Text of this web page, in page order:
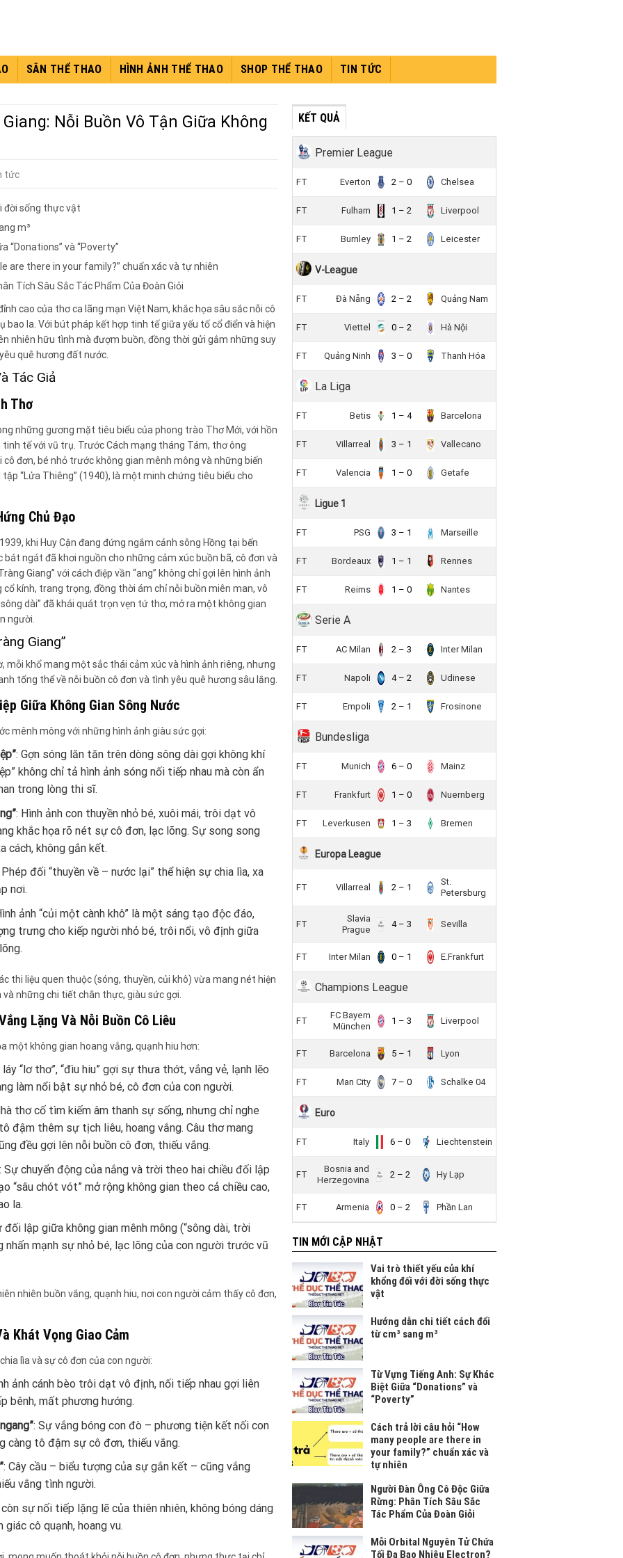
SÂN THỂ THAO HÌNH ẢNH THỂ THAO SHOP THỂ THAO TIN TỨC
Nỗi Buồn Vô Tận Giữa Không
tức
đời sống thực vật
m³
“Donations” và “Poverty”
are there in your family?” chuẩn xác và tự nhiên
Tích Sâu Sắc Tác Phẩm Của Đoàn Giỏi
cao của thơ ca lãng mạn Việt Nam, khắc họa sâu sắc nỗi cô
la. Với bút pháp kết hợp tinh tế giữa yếu tố cổ điển và hiện
nhiên hữu tình mà đượm buồn, đồng thời gửi gắm những suy
quê hương đất nước.
Tác Giả
Thơ
những gương mặt tiêu biểu của phong trào Thơ Mới, với hồn
tế với vũ trụ. Trước Cách mạng tháng Tám, thơ ông
đơn, bé nhỏ trước không gian mênh mông và những biến
“Lửa Thiêng” (1940), là một minh chứng tiêu biểu cho
Chủ Đạo
khi Huy Cận đang đứng ngắm cảnh sông Hồng tại bến
ngát đã khơi nguồn cho những cảm xúc buồn bã, cô đơn và
Giang” với cách điệp vần “ang” không chỉ gợi lên hình ảnh
kính, trang trọng, đồng thời ám chỉ nỗi buồn miên man, vô
dài” đã khái quát trọn vẹn tứ thơ, mở ra một không gian
người.
Giang”
mỗi khổ mang một sắc thái cảm xúc và hình ảnh riêng, nhưng
tổng thể về nỗi buồn cô đơn và tình yêu quê hương sâu lắng.
Giữa Không Gian Sông Nước
mênh mông với những hình ảnh giàu sức gợi:
: Gợn sóng lăn tăn trên dòng sông dài gợi không khí
không chỉ tả hình ảnh sóng nối tiếp nhau mà còn ẩn
trong lòng thi sĩ.
: Hình ảnh con thuyền nhỏ bé, xuôi mái, trôi dạt vô
khắc họa rõ nét sự cô đơn, lạc lõng. Sự song song
cách, không gắn kết.
Phép đối “thuyền về – nước lại” thể hiện sự chia lìa, xa
nơi.
ảnh “củi một cành khô” là một sáng tạo độc đáo,
trưng cho kiếp người nhỏ bé, trôi nổi, vô định giữa
thi liệu quen thuộc (sóng, thuyền, củi khô) vừa mang nét hiện
những chi tiết chân thực, giàu sức gợi.
Lặng Và Nỗi Buồn Cô Liêu
một không gian hoang vắng, quạnh hiu hơn:
“lơ thơ”, “đìu hiu” gợi sự thưa thớt, vắng vẻ, lạnh lẽo
làm nổi bật sự nhỏ bé, cô đơn của con người.
thơ cố tìm kiếm âm thanh sự sống, nhưng chỉ nghe
đậm thêm sự tịch liêu, hoang vắng. Câu thơ mang
đều gợi lên nỗi buồn cô đơn, thiếu vắng.
Sự chuyển động của nắng và trời theo hai chiều đối lập
“sâu chót vót” mở rộng không gian theo cả chiều cao,
la.
đối lập giữa không gian mênh mông (“sông dài, trời
nhấn mạnh sự nhỏ bé, lạc lõng của con người trước vũ
nhiên buồn vắng, quạnh hiu, nơi con người cảm thấy cô đơn,
Khát Vọng Giao Cảm
lìa và sự cô đơn của con người:
ảnh cánh bèo trôi dạt vô định, nối tiếp nhau gợi liên
bênh, mất phương hướng.
: Sự vắng bóng con đò – phương tiện kết nối con
càng tô đậm sự cô đơn, thiếu vắng.
: Cây cầu – biểu tượng của sự gắn kết – cũng vắng
vắng tình người.
còn sự nối tiếp lặng lẽ của thiên nhiên, không bóng dáng
cô quạnh, hoang vu.
KẾT QUẢ
Premier League
FT Everton 2 – 0 Chelsea
FT Fulham 1 – 2 Liverpool
FT Burnley 1 – 2 Leicester
V-League
FT Đà Nẵng 2 – 2 Quảng Nam
FT Viettel 0 – 2 Hà Nội
FT Quảng Ninh 3 – 0 Thanh Hóa
La Liga
FT Betis 1 – 4 Barcelona
FT Villarreal 3 – 1 Vallecano
FT Valencia 1 – 0 Getafe
Ligue 1
FT PSG 3 – 1 Marseille
FT Bordeaux 1 – 1 Rennes
FT Reims 1 – 0 Nantes
Serie A
FT AC Milan 2 – 3 Inter Milan
FT Napoli 4 – 2 Udinese
FT Empoli 2 – 1 Frosinone
Bundesliga
FT Munich 6 – 0 Mainz
FT Frankfurt 1 – 0 Nuernberg
FT Leverkusen 1 – 3 Bremen
Europa League
FT Villarreal 2 – 1
St.
Petersburg
FT
Slavia
Prague
4 – 3 Sevilla
FT Inter Milan 0 – 1 E.Frankfurt
Champions League
FT
FC Bayern
München
1 – 3 Liverpool
FT Barcelona 5 – 1 Lyon
FT Man City 7 – 0 Schalke 04
Euro
FT Italy 6 – 0 Liechtenstein
FT
Bosnia and
Herzegovina
2 – 2 Hy Lạp
FT Armenia 0 – 2 Phần Lan
TIN MỚI CẬP NHẬT
Vai trò thiết yếu của khí
khổng đối với đời sống thực
vật
Hướng dẫn chi tiết cách đổi
từ cm³ sang m³
Từ Vựng Tiếng Anh: Sự Khác
Biệt Giữa “Donations” và
“Poverty”
Cách trả lời câu hỏi “How
many people are there in
your family?” chuẩn xác và
tự nhiên
Người Đàn Ông Cô Độc Giữa
Rừng: Phân Tích Sâu Sắc
Tác Phẩm Của Đoàn Giỏi
Mỗi Orbital Nguyên Tử Chứa
Tối Đa Bao Nhiêu Electron?